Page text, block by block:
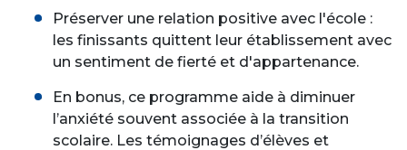
Préserver une relation positive avec l'école :
les finissants quittent leur établissement avec
un sentiment de fierté et d'appartenance.
En bonus, ce programme aide à diminuer
l’anxiété souvent associée à la transition
scolaire. Les témoignages d’élèves et